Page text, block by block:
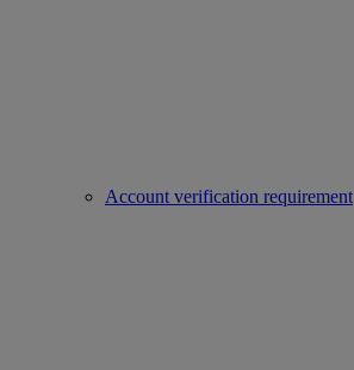
Account verification requirement